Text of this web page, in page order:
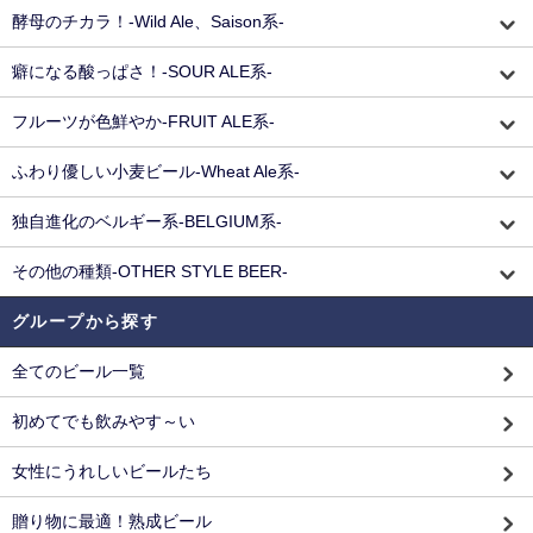
酵母のチカラ！-Wild Ale、Saison系-
癖になる酸っぱさ！-SOUR ALE系-
フルーツが色鮮やか-FRUIT ALE系-
ふわり優しい小麦ビール-Wheat Ale系-
独自進化のベルギー系-BELGIUM系-
その他の種類-OTHER STYLE BEER-
グループから探す
全てのビール一覧
初めてでも飲みやす～い
女性にうれしいビールたち
贈り物に最適！熟成ビール